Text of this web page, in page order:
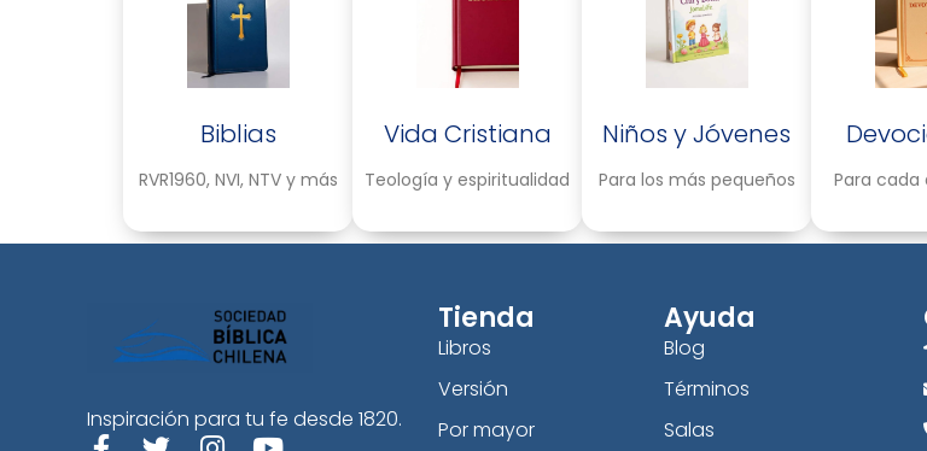
Biblias
RVR1960, NVI, NTV y más
Vida Cristiana
Teología y espiritualidad
Niños y Jóvenes
Para los más pequeños Para cada
Inspiración para tu fe desde 1820.
Tienda
Libros
Versión
Por mayor
Ayuda
Blog
Términos
Salas